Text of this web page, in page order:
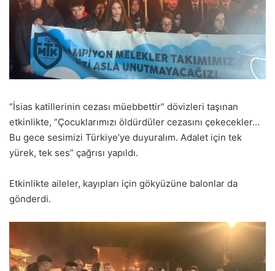
“İsias katillerinin cezası müebbettir” dövizleri taşınan
etkinlikte, “Çocuklarımızı öldürdüler cezasını çekecekler…
Bu gece sesimizi Türkiye’ye duyuralım. Adalet için tek
yürek, tek ses” çağrısı yapıldı.
Etkinlikte aileler, kayıpları için gökyüzüne balonlar da
gönderdi.